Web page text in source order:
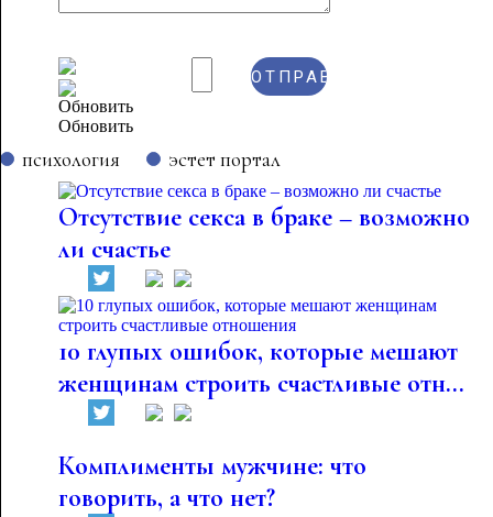
Обновить
психология эстет портал
Отсутствие секса в браке – возможно
ли счастье
10 глупых ошибок, которые мешают
женщинам строить счастливые отн...
Комплименты мужчине: что
говорить, а что нет?